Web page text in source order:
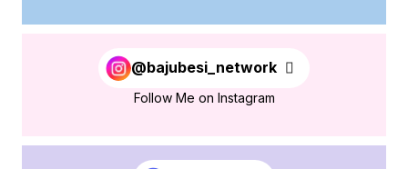
@bajubesi_network
Follow Me on Instagram